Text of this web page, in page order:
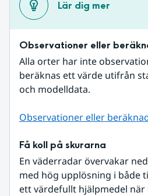
Lär dig mer
Observationer eller
Alla orter har inte
beräknas ett värde utifrån
och modelldata.
Observationer eller
Få koll på skurarna
En väderradar övervakar
med hög upplösning i både
ett värdefullt hjälpmedel när